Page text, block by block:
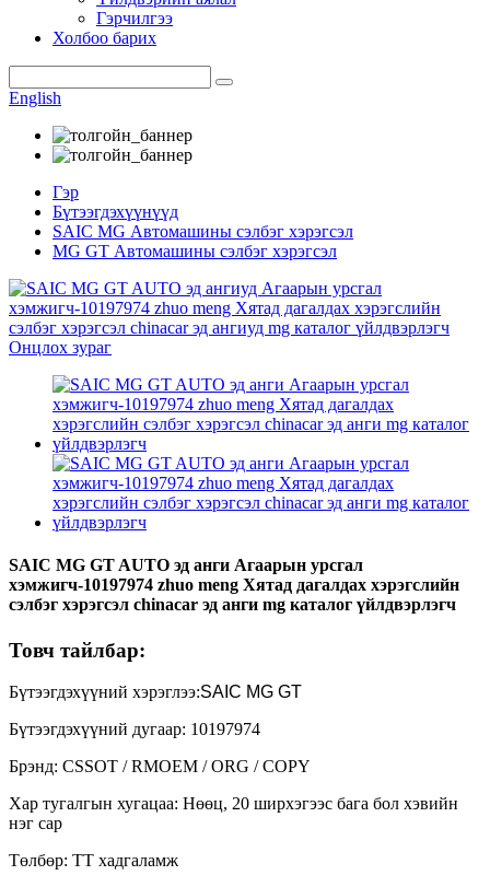
Гэрчилгээ
Холбоо барих
English
Гэр
Бүтээгдэхүүнүүд
SAIC MG Автомашины сэлбэг хэрэгсэл
MG GT Автомашины сэлбэг хэрэгсэл
SAIC MG GT AUTO эд анги Агаарын урсгал
хэмжигч-10197974 zhuo meng Хятад дагалдах хэрэгслийн
сэлбэг хэрэгсэл chinacar эд анги mg каталог үйлдвэрлэгч
Товч тайлбар:
Бүтээгдэхүүний хэрэглээ:SAIC MG GT
Бүтээгдэхүүний дугаар: 10197974
Брэнд: CSSOT / RMOEM / ORG / COPY
Хар тугалгын хугацаа: Нөөц, 20 ширхэгээс бага бол хэвийн
нэг сар
Төлбөр: TT хадгаламж